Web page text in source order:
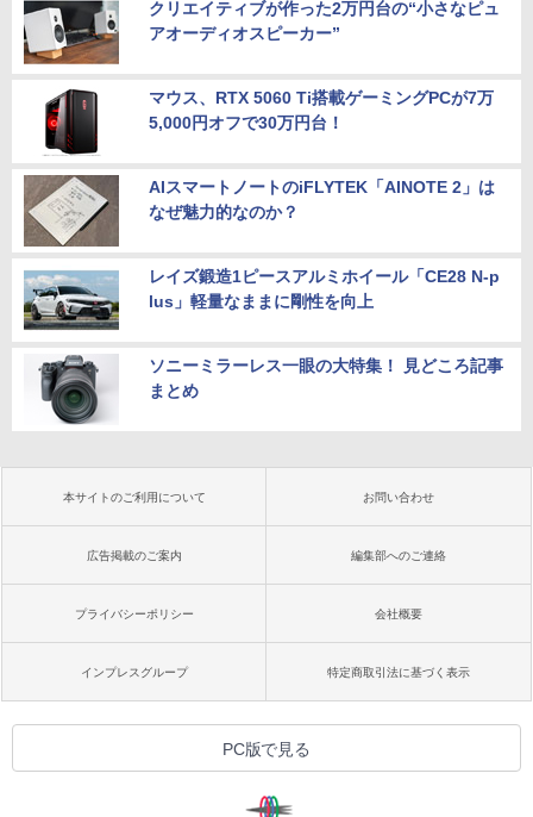
クリエイティブが作った2万円台の“小さなピュ
アオーディオスピーカー”
マウス、RTX 5060 Ti搭載ゲーミングPCが7万
5,000円オフで30万円台！
AIスマートノートのiFLYTEK「AINOTE 2」は
なぜ魅力的なのか？
レイズ鍛造1ピースアルミホイール「CE28 N-p
lus」軽量なままに剛性を向上
ソニーミラーレス一眼の大特集！ 見どころ記事
まとめ
本サイトのご利用について お問い合わせ
広告掲載のご案内 編集部へのご連絡
プライバシーポリシー 会社概要
インプレスグループ 特定商取引法に基づく表示
PC版で見る